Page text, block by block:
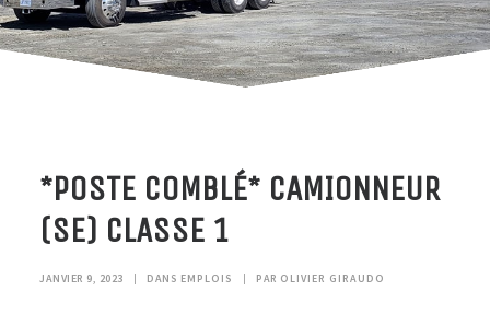
NOUVELLES
*POSTE COMBLÉ* CAMIONNEUR
(SE) CLASSE 1
JANVIER 9, 2023 | DANS EMPLOIS | PAR OLIVIER GIRAUDO